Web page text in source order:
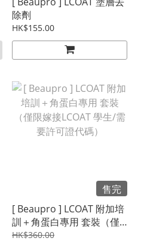
除劑
HK$155.00
售完
[ Beaupro ] LCOAT 附加培
訓＋角蛋白專用 套裝（僅
限嫁接LCOAT 學生/需要許
HK$360.00